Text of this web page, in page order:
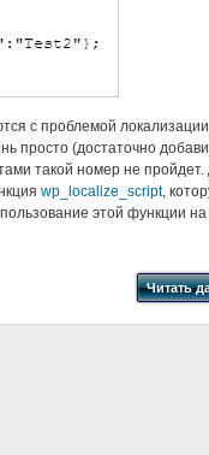
с проблемой
просто (достаточно
такой номер не пройдет.
wp_localize_script,
этой функции
Читать